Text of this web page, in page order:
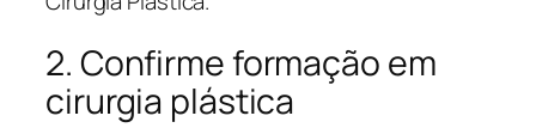
2. Confirme formação em
cirurgia plástica